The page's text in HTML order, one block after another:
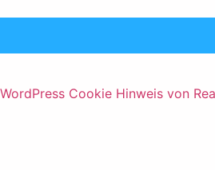
WordPress Cookie Hinweis von